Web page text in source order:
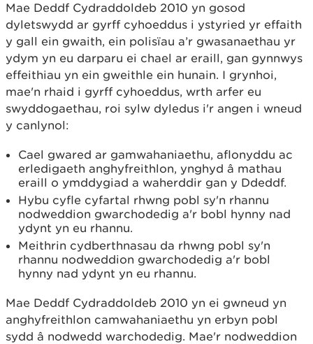
Mae Deddf Cydraddoldeb 2010 yn gosod
dyletswydd ar gyrff cyhoeddus i ystyried yr effaith
y gall ein gwaith, ein polisïau a’r gwasanaethau yr
ydym yn eu darparu ei chael ar eraill, gan gynnwys
effeithiau yn ein gweithle ein hunain. I grynhoi,
mae'n rhaid i gyrff cyhoeddus, wrth arfer eu
swyddogaethau, roi sylw dyledus i'r angen i wneud
y canlynol:
Cael gwared ar gamwahaniaethu, aflonyddu ac
erledigaeth anghyfreithlon, ynghyd â mathau
eraill o ymddygiad a waherddir gan y Ddeddf.
Hybu cyfle cyfartal rhwng pobl sy'n rhannu
nodweddion gwarchodedig a'r bobl hynny nad
ydynt yn eu rhannu.
Meithrin cydberthnasau da rhwng pobl sy'n
rhannu nodweddion gwarchodedig a'r bobl
hynny nad ydynt yn eu rhannu.
Mae Deddf Cydraddoldeb 2010 yn ei gwneud yn
anghyfreithlon camwahaniaethu yn erbyn pobl
sydd â nodwedd warchodedig. Mae'r nodweddion